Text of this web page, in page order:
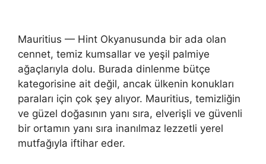
Mauritius — Hint Okyanusunda bir ada olan
cennet, temiz kumsallar ve yeşil palmiye
ağaçlarıyla dolu. Burada dinlenme bütçe
kategorisine ait değil, ancak ülkenin konukları
paraları için çok şey alıyor. Mauritius, temizliğin
ve güzel doğasının yanı sıra, elverişli ve güvenli
bir ortamın yanı sıra inanılmaz lezzetli yerel
mutfağıyla iftihar eder.